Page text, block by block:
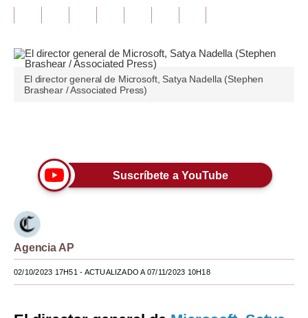
Opinión
Editorial
Tendencias
Lujo
Viajes
Moda
Estilos
El director general de Microsoft, Satya Nadella (Stephen
Brashear / Associated Press)
Suscríbete a YouTube
Agencia AP
02/10/2023 17H51 - ACTUALIZADO A 07/11/2023 10H18